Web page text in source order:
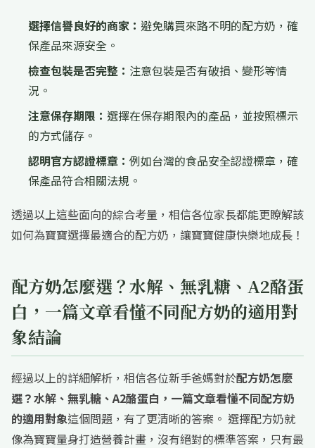
選擇信譽良好的商家： 避免購買來路不明的配方奶，確
保產品來源安全。
檢查包裝是否完整： 注意包裝是否有破損、變形等情
況。
注意保存期限： 選擇在保存期限內的產品，並按照標示
的方式儲存。
認明官方認證標章： 例如台灣的食品安全認證標章，確
保產品符合相關法規。
透過以上這些面向的綜合考量，相信各位家長都能更瞭解該
如何為寶寶選擇最適合的配方奶，讓寶寶健康快樂地成長！
配方奶怎麼選？水解、無乳糖、A2酪蛋
白，一篇文章看懂不同配方奶的適用對
象結論
經過以上的詳細解析，相信各位新手爸媽對於配方奶怎麼
選？水解、無乳糖、A2酪蛋白，一篇文章看懂不同配方奶
的適用對象這個問題，有了更清晰的答案。 選擇配方奶就
像為寶寶量身打造營養計畫，沒有絕對的標準答案，只有最